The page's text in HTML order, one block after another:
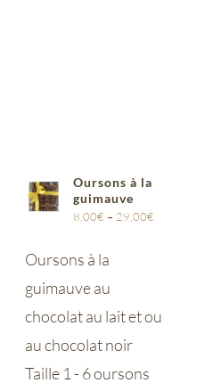
Oursons à la
guimauve
8,00€ – 29,00€
Oursons à la
guimauve au
chocolat au lait et ou
au chocolat noir
Taille 1 - 6 oursons